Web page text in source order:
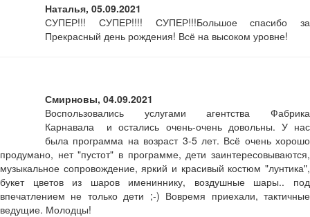
Наталья, 05.09.2021
СУПЕР!!! СУПЕР!!!! СУПЕР!!!Большое спасибо за
Прекрасный день рождения! Всё на высоком уровне!
Смирновы, 04.09.2021
Воспользовались услугами агентства Фабрика
Карнавала и остались очень-очень довольны. У нас
была программа на возраст 3-5 лет. Всё очень хорошо
продумано, нет "пустот" в программе, дети заинтересовываются,
музыкальное сопровождение, яркий и красивый костюм "лунтика",
букет цветов из шаров имениннику, воздушные шары.. под
впечатлением не только дети ;-) Вовремя приехали, тактичные
ведущие. Молодцы!